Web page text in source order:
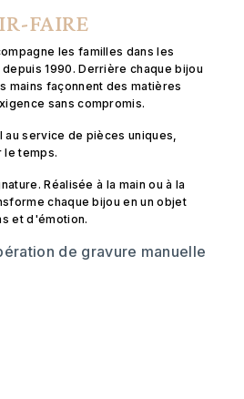
FAIRE
les familles dans les
1990. Derrière chaque bijou
mains façonnent des matières
sans compromis.
au service de pièces uniques,
le temps.
Réalisée à la main ou à la
chaque bijou en un objet
et d'émotion.